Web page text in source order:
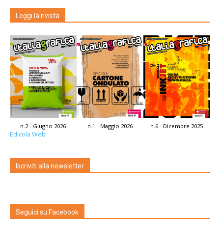
Leggi la rivista
n.2 - Giugno 2026 n.1 - Maggio 2026 n.6 - Dicembre 2025
Edicola Web
Iscriviti alla newsletter
Seguici su Facebook